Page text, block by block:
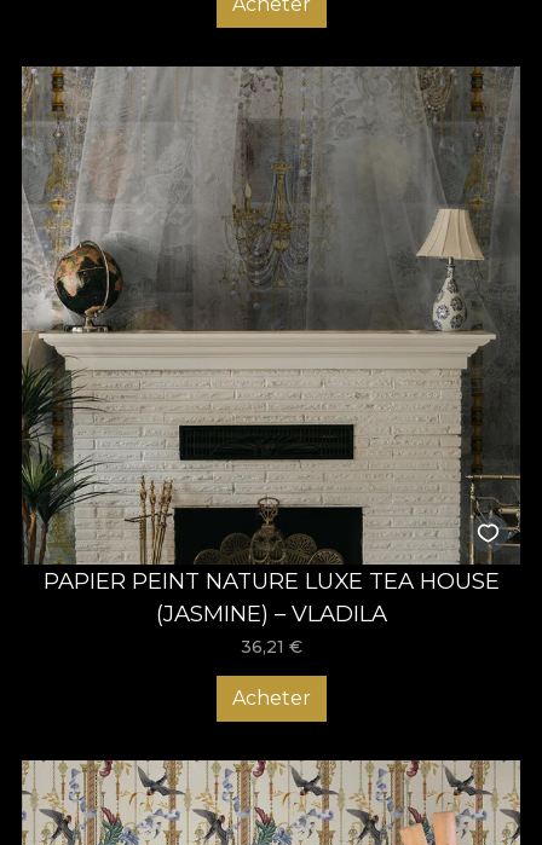
Acheter
PAPIER PEINT NATURE LUXE TEA HOUSE
(JASMINE) – VLADILA
36,21 €
Acheter